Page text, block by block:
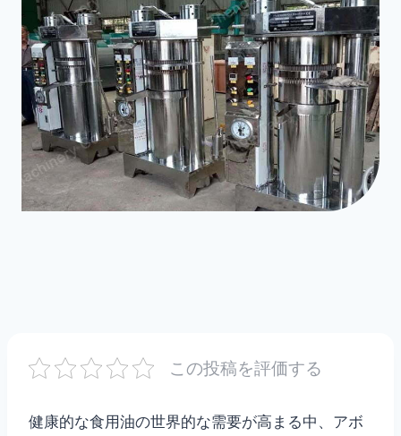
この投稿を評価する
健康的な食用油の世界的な需要が高まる中、アボ